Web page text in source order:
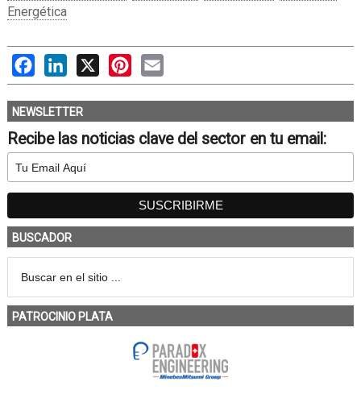
Energética
FacebookLinkedIn
X PinterestEmail
NEWSLETTER
Recibe las noticias clave del sector en tu email:
BUSCADOR
PATROCINIO PLATA